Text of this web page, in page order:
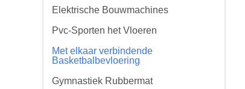
Elektrische Bouwmachines
Pvc-Sporten het Vloeren
Met elkaar verbindende
Basketbalbevloering
Gymnastiek Rubbermat